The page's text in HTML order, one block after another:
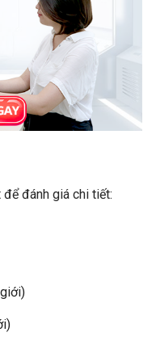
đánh giá chi tiết: